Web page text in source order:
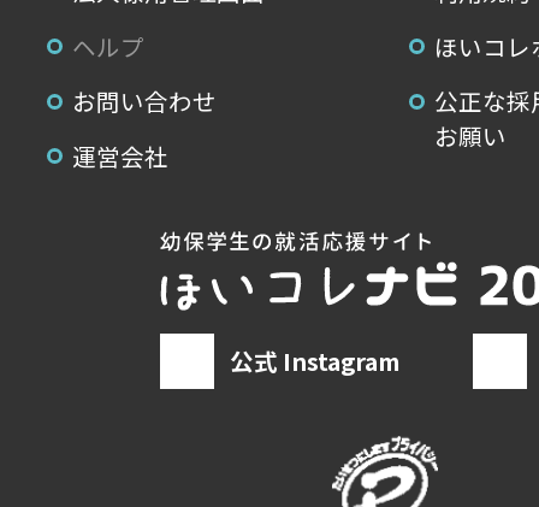
ヘルプ
ほいコ
お問い合わせ
公正な
お願い
運営会社
公式 Instagram